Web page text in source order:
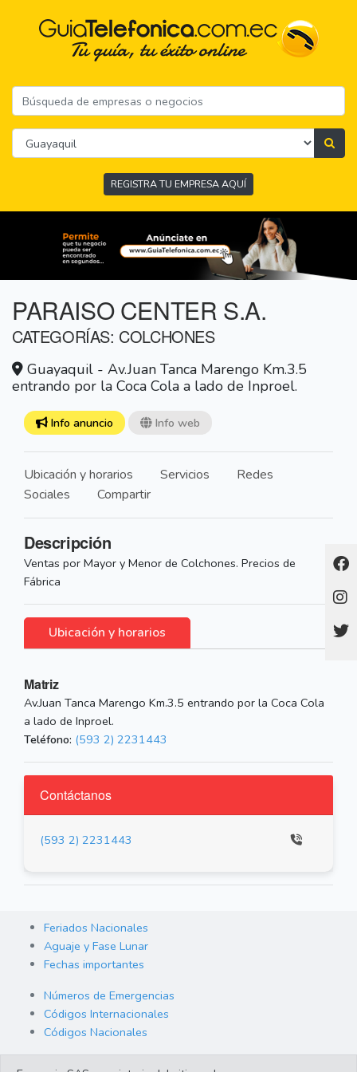
REGISTRA TU EMPRESA AQUÍ
PARAISO CENTER S.A.
CATEGORÍAS: COLCHONES
Guayaquil - Av.Juan Tanca Marengo Km.3.5
entrando por la Coca Cola a lado de Inproel.
Info anuncio Info web
Ubicación y horarios Servicios
Redes
Sociales
Compartir
Descripción
Ventas por Mayor y Menor de Colchones. Precios de
Fábrica
Ubicación y horarios
Matriz
Av.Juan Tanca Marengo Km.3.5 entrando por la Coca Cola
a lado de Inproel.
Teléfono: (593 2) 2231443
Contáctanos
(593 2) 2231443
Feriados Nacionales
Aguaje y Fase Lunar
Fechas importantes
Números de Emergencias
Códigos Internacionales
Códigos Nacionales